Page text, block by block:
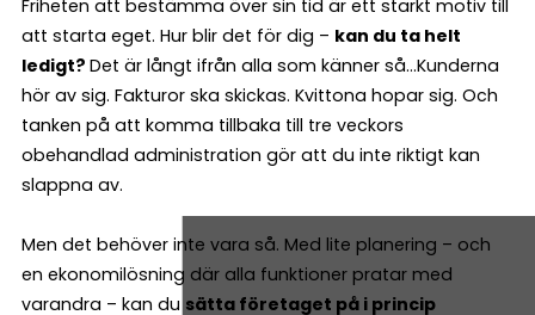
Friheten att bestämma över sin tid är ett starkt motiv till
att starta eget. Hur blir det för dig – kan du ta helt
ledigt? Det är långt ifrån alla som känner så…Kunderna
hör av sig. Fakturor ska skickas. Kvittona hopar sig. Och
tanken på att komma tillbaka till tre veckors
obehandlad administration gör att du inte riktigt kan
slappna av.
Men det behöver inte vara så. Med lite planering – och
en ekonomilösning där alla funktioner pratar med
varandra – kan du sätta företaget på i princip